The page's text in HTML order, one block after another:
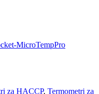
za HACCP, Termometri za